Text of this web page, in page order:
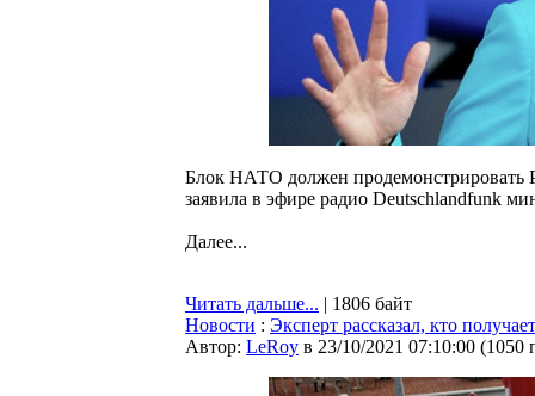
Блок НАТО должен продемонстрировать
заявила в эфире радио Deutschlandfunk
Далее...
Читать дальше... | 1806 байт
Новости : Эксперт рассказал, кто
Автор: LeRoy в 23/10/2021 07:10:00 (1050